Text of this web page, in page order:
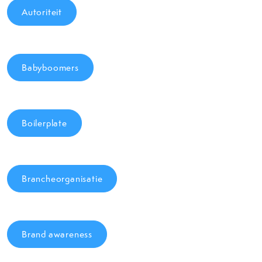
Autoriteit
Babyboomers
Boilerplate
Brancheorganisatie
Brand awareness